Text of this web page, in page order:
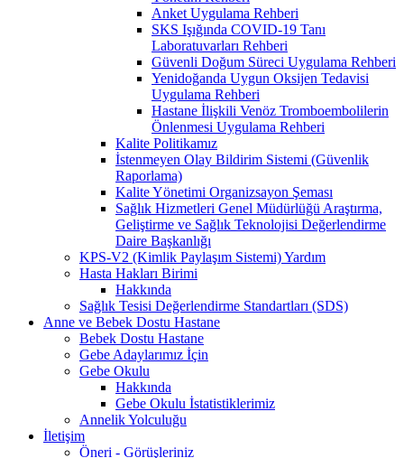
Anket Uygulama Rehberi
SKS Işığında COVID-19 Tanı
Laboratuvarları Rehberi
Güvenli Doğum Süreci Uygulama Rehberi
Yenidoğanda Uygun Oksijen Tedavisi
Uygulama Rehberi
Hastane İlişkili Venöz Tromboembolilerin
Önlenmesi Uygulama Rehberi
Kalite Politikamız
İstenmeyen Olay Bildirim Sistemi (Güvenlik
Raporlama)
Kalite Yönetimi Organizsayon Şeması
Sağlık Hizmetleri Genel Müdürlüğü Araştırma,
Geliştirme ve Sağlık Teknolojisi Değerlendirme
Daire Başkanlığı
KPS-V2 (Kimlik Paylaşım Sistemi) Yardım
Hasta Hakları Birimi
Hakkında
Sağlık Tesisi Değerlendirme Standartları (SDS)
Anne ve Bebek Dostu Hastane
Bebek Dostu Hastane
Gebe Adaylarımız İçin
Gebe Okulu
Hakkında
Gebe Okulu İstatistiklerimiz
Annelik Yolculuğu
İletişim
Öneri - Görüşleriniz